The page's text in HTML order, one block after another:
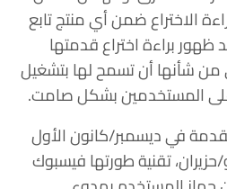
الاختراع ضمن أي منتج تابع
ظهور براءة اختراع قدمتها
من شأنها أن تسمح لها بتشغيل
المستخدمين بشكل صامت.
في ديسمبر/كانون الأول
في 14 يونيو/حزيران، تقنية طورتها فيسبوك